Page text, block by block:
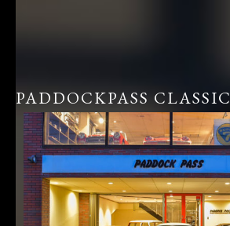
PADDOCKPASS CLASSIC